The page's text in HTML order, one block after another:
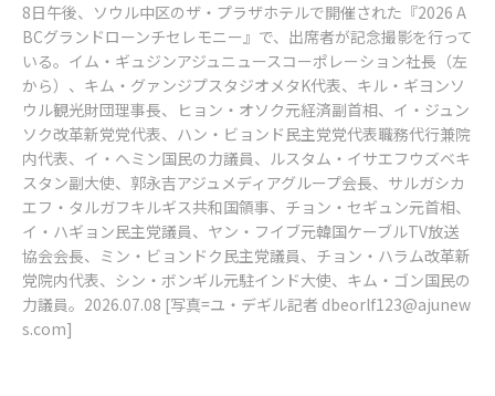
8日午後、ソウル中区のザ・プラザホテルで開催された『2026 A
BCグランドローンチセレモニー』で、出席者が記念撮影を行って
いる。イム・ギュジンアジュニュースコーポレーション社長（左
から）、キム・グァンジプスタジオメタK代表、キル・ギヨンソ
ウル観光財団理事長、ヒョン・オソク元経済副首相、イ・ジュン
ソク改革新党党代表、ハン・ビョンド民主党党代表職務代行兼院
内代表、イ・ヘミン国民の力議員、ルスタム・イサエフウズベキ
スタン副大使、郭永吉アジュメディアグループ会長、サルガシカ
エフ・タルガフキルギス共和国領事、チョン・セギュン元首相、
イ・ハギョン民主党議員、ヤン・フイブ元韓国ケーブルTV放送
協会会長、ミン・ビョンドク民主党議員、チョン・ハラム改革新
党院内代表、シン・ボンギル元駐インド大使、キム・ゴン国民の
力議員。2026.07.08 [写真=ユ・デギル記者 dbeorlf123@ajunew
s.com]